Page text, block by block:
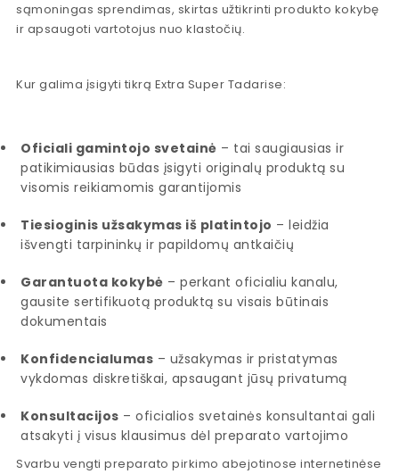
sąmoningas sprendimas, skirtas užtikrinti produkto kokybę
ir apsaugoti vartotojus nuo klastočių.
Kur galima įsigyti tikrą Extra Super Tadarise:
Oficiali gamintojo svetainė – tai saugiausias ir
patikimiausias būdas įsigyti originalų produktą su
visomis reikiamomis garantijomis
Tiesioginis užsakymas iš platintojo – leidžia
išvengti tarpininkų ir papildomų antkaičių
Garantuota kokybė – perkant oficialiu kanalu,
gausite sertifikuotą produktą su visais būtinais
dokumentais
Konfidencialumas – užsakymas ir pristatymas
vykdomas diskretiškai, apsaugant jūsų privatumą
Konsultacijos – oficialios svetainės konsultantai gali
atsakyti į visus klausimus dėl preparato vartojimo
Svarbu vengti preparato pirkimo abejotinose internetinėse